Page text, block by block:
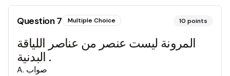
Question7 Multiple Choice 10 points
المرونة ليست عنصر من عناصر اللياقة
البدنية .
A. صواب